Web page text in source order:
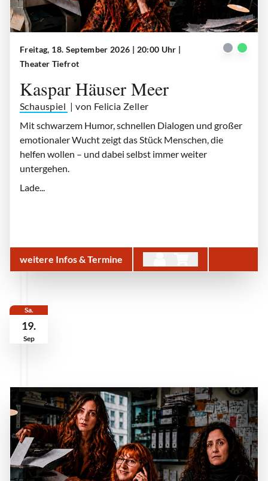
Freitag, 18. September 2026 | 20:00 Uhr |
Theater Tiefrot
Kaspar Häuser Meer
Schauspiel | von Felicia Zeller
Mit schwarzem Humor, schnellen Dialogen und großer
emotionaler Wucht zeigt das Stück Menschen, die
helfen wollen – und dabei selbst immer weiter
untergehen.
Lade...
weitere Infos & Termine
Sa.
19.
Sep